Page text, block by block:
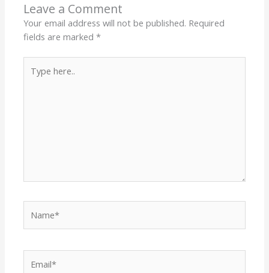
Leave a Comment
Your email address will not be published. Required
fields are marked*
here..